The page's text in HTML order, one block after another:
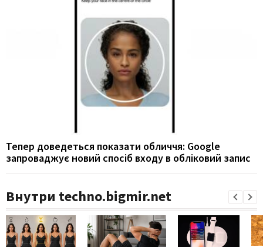
Тепер доведеться показати обличчя: Google
запроваджує новий спосіб входу в обліковий запис
Внутри techno.bigmir.net